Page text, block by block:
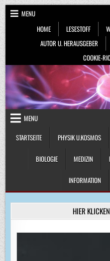
Skip
to
content
MENU
HOME
LESESTOFF
AUTOR U. HERAUSGEBER
COOKIE-
MENU
STARTSEITE
PHYSIK U.KOSMOS
BIOLOGIE MEDIZIN
INFORMATION
HIER